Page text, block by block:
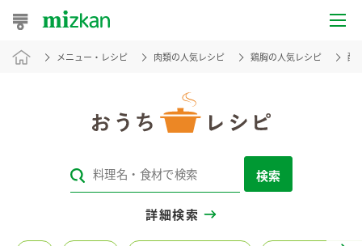
おうちレシピ
レシピカテゴリ一覧
メニュー・レシピ 肉類の人気レシピ 鶏胸の人気レシピ 酢
検索
詳細検索